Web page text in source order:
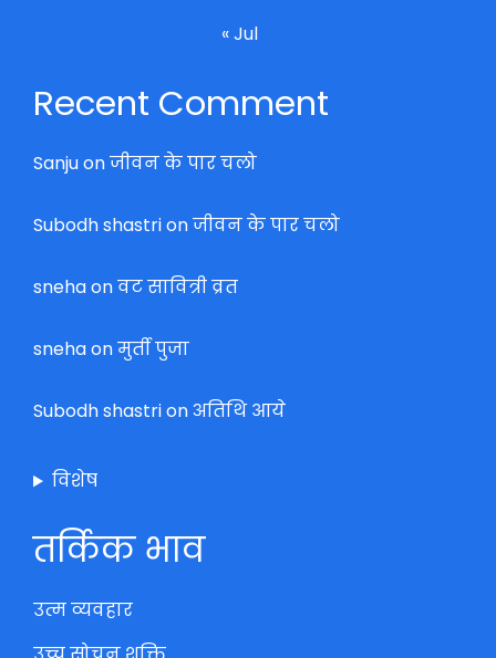
« Jul
Recent Comment
Sanjuonजीवन के पार चलो
Subodh shastrionजीवन के पार चलो
snehaonवट सावित्री व्रत
snehaonमुर्ती पुजा
Subodh shastrionअतिथि आये
विशेष
तर्किक भाव
उत्म व्यवहार